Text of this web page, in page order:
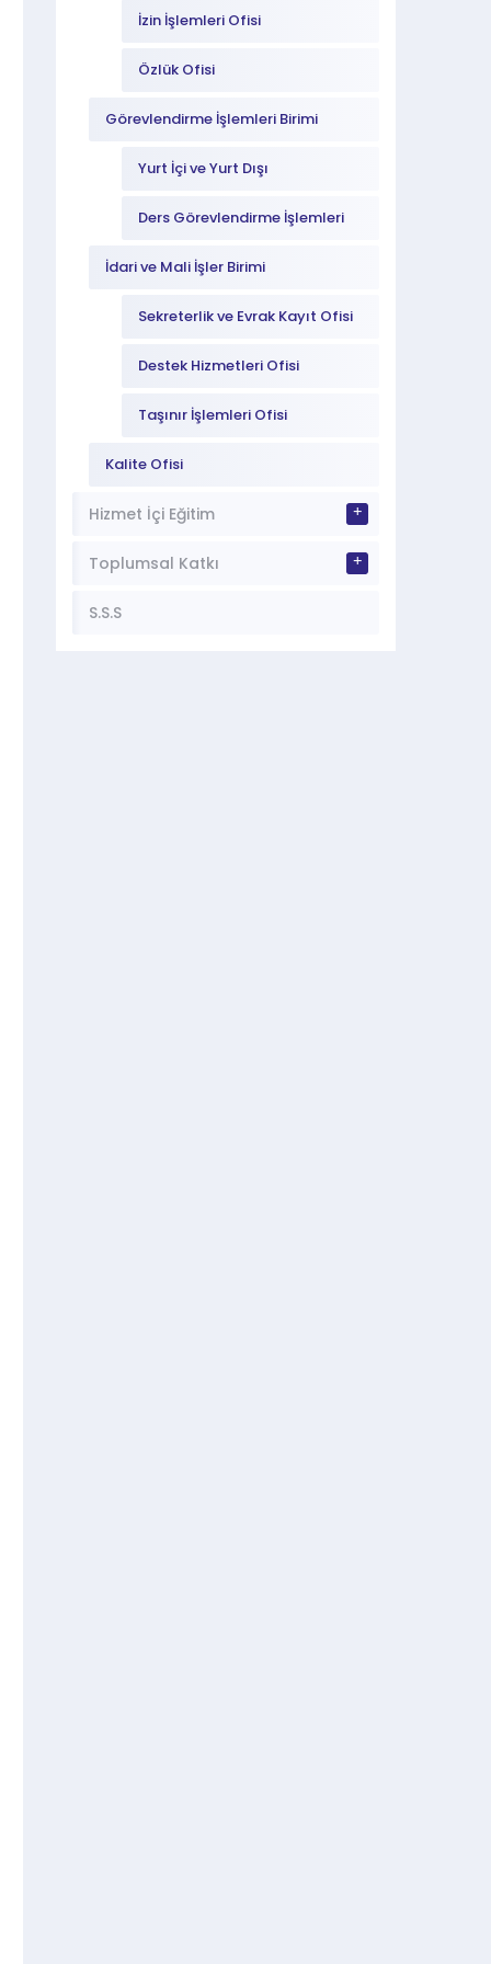
İzin İşlemleri Ofisi
Özlük Ofisi
Görevlendirme İşlemleri Birimi
Yurt İçi ve Yurt Dışı
Görevlendirme Ofisi
Ders Görevlendirme İşlemleri
Ofisi
İdari ve Mali İşler Birimi
Sekreterlik ve Evrak Kayıt Ofisi
Destek Hizmetleri Ofisi
Taşınır İşlemleri Ofisi
Kalite Ofisi
Hizmet İçi Eğitim
Toplumsal Katkı
S.S.S